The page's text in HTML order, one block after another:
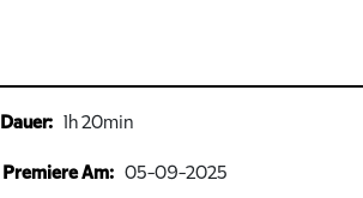
Dauer: 1h 20min
Premiere Am: 05-09-2025